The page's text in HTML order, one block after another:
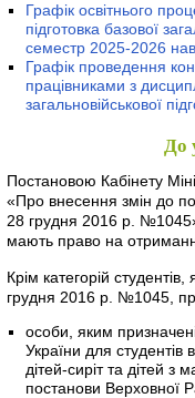
Графік освітнього
підготовка базової
семестр 2025-2026
Графік проведення
працівниками з
загальновійськової
До
Постановою Кабінету
«Про внесення змін до
28 грудня 2016 р. №1045»
мають право на
Крім категорій
грудня 2016 р. №1045,
особи, яким
України для студентів
дітей-сиріт та дітей з
постанови Верховної